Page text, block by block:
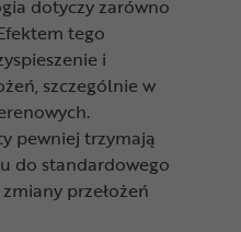
dotyczy zarówno
tego
i
szczególnie w
pewniej trzymają
do standardowego
przełożeń